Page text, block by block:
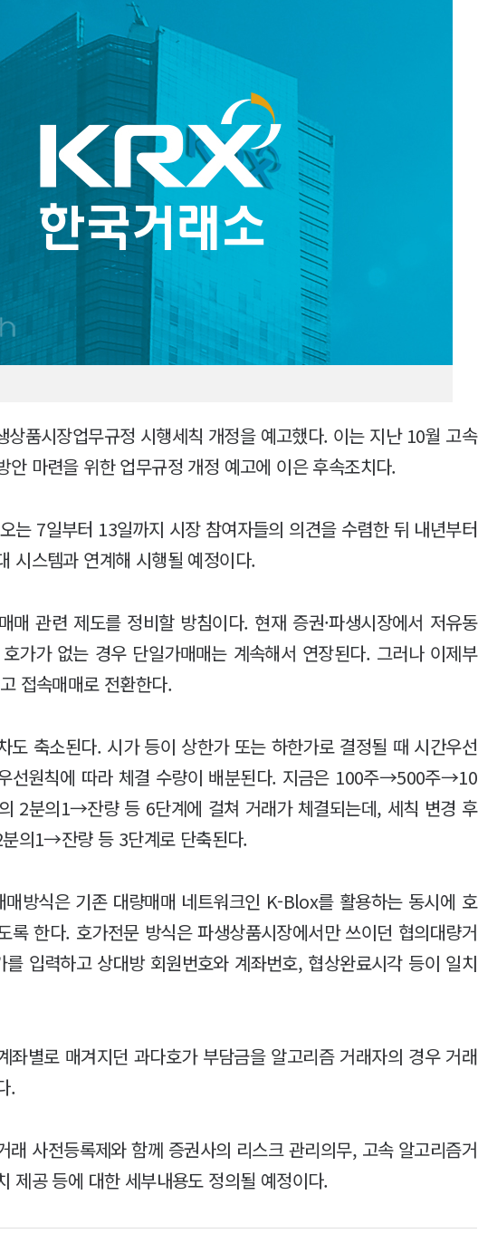
상품시장업무규정 시행세칙 개정을 예고했다. 이는 지난 10월 고속
안 마련을 위한 업무규정 개정 예고에 이은 후속조치다.
는 7일부터 13일까지 시장 참여자들의 의견을 수렴한 뒤 내년부터
시스템과 연계해 시행될 예정이다.
매 관련 제도를 정비할 방침이다. 현재 증권·파생시장에서 저유동
가가 없는 경우 단일가매매는 계속해서 연장된다. 그러나 이제부
접속매매로 전환한다.
도 축소된다. 시가 등이 상한가 또는 하한가로 결정될 때 시간우선
선원칙에 따라 체결 수량이 배분된다. 지금은 100주→500주→10
2분의1→잔량 등 6단계에 걸쳐 거래가 체결되는데, 세칙 변경 후
의1→잔량 등 3단계로 단축된다.
매방식은 기존 대량매매 네트워크인 K-Blox를 활용하는 동시에 호
록 한다. 호가전문 방식은 파생상품시장에서만 쓰이던 협의대량거
입력하고 상대방 회원번호와 계좌번호, 협상완료시각 등이 일치
좌별로 매겨지던 과다호가 부담금을 알고리즘 거래자의 경우 거래
.
래 사전등록제와 함께 증권사의 리스크 관리의무, 고속 알고리즘거
제공 등에 대한 세부내용도 정의될 예정이다.